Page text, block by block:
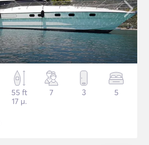
55 ft
17 μ.
7 3 5